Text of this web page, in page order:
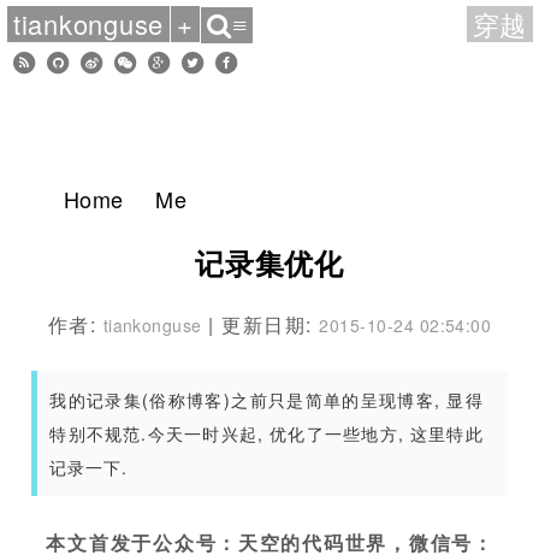
Home Me
记录集优化
作者: tiankonguse | 更新日期:2015-10-24 02:54:00
我的记录集(俗称博客)之前只是简单的呈现博客, 显得
特别不规范.今天一时兴起, 优化了一些地方, 这里特此
记录一下.
本文首发于公众号：天空的代码世界，微信号：
tiankonguse + ≡ 穿越